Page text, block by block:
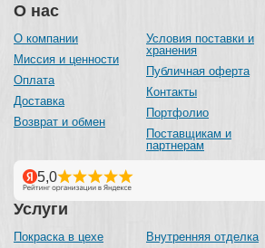
О нас
О компании
Миссия и ценности
Оплата
Доставка
Возврат и обмен
Условия поставки и
хранения
Публичная оферта
Контакты
Портфолио
Поставщикам и
партнерам
Услуги
Покраска в цехе
Внутренняя отделка